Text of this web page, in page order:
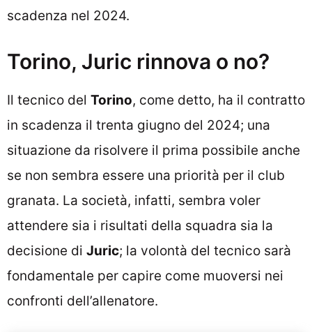
scadenza nel 2024.
Torino, Juric rinnova o no?
Il tecnico del Torino, come detto, ha il contratto
in scadenza il trenta giugno del 2024; una
situazione da risolvere il prima possibile anche
se non sembra essere una priorità per il club
granata. La società, infatti, sembra voler
attendere sia i risultati della squadra sia la
decisione di Juric; la volontà del tecnico sarà
fondamentale per capire come muoversi nei
confronti dell’allenatore.